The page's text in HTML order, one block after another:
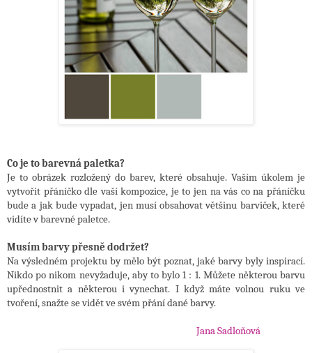
Co je to barevná paletka?
Je to obrázek rozložený do barev, které obsahuje. Vaším úkolem je
vytvořit přáníčko dle vaší kompozice, je to jen na vás co na přáníčku
bude a jak bude vypadat, jen musí obsahovat většinu barviček, které
vidíte v barevné paletce.
Musím barvy přesně dodržet?
Na výsledném projektu by mělo být poznat, jaké barvy byly inspirací.
Nikdo po nikom nevyžaduje, aby to bylo 1 : 1. Můžete některou barvu
upřednostnit a některou i vynechat. I když máte volnou ruku ve
tvoření, snažte se vidět ve svém přání dané barvy.
Jana Sadloňová